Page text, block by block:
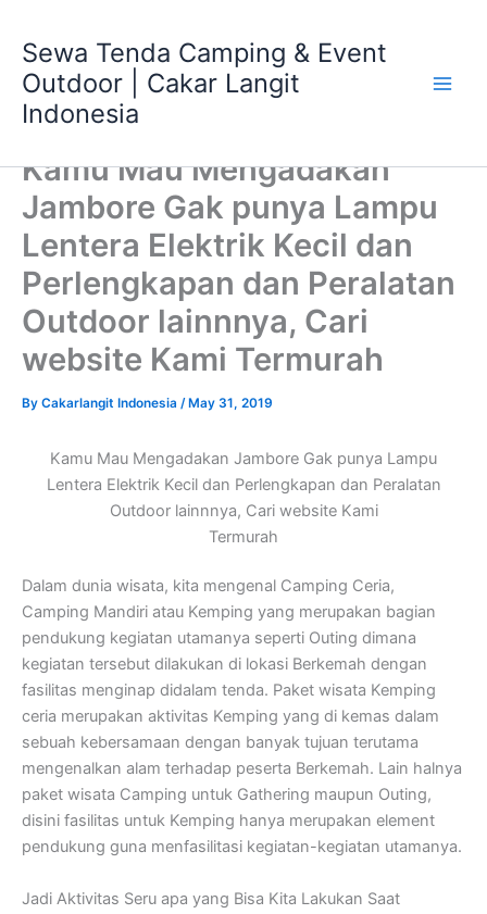
content
Sewa Tenda Camping & Event
Outdoor | Cakar Langit
Indonesia
Kamu Mau Mengadakan
Jambore Gak punya Lampu
Lentera Elektrik Kecil dan
Perlengkapan dan Peralatan
Outdoor lainnnya, Cari
website Kami Termurah
By Cakarlangit Indonesia / May 31, 2019
Kamu Mau Mengadakan Jambore Gak punya Lampu
Lentera Elektrik Kecil dan Perlengkapan dan Peralatan
Outdoor lainnnya, Cari website Kami
Termurah
Dalam dunia wisata, kita mengenal Camping Ceria,
Camping Mandiri atau Kemping yang merupakan bagian
pendukung kegiatan utamanya seperti Outing dimana
kegiatan tersebut dilakukan di lokasi Berkemah dengan
fasilitas menginap didalam tenda. Paket wisata Kemping
ceria merupakan aktivitas Kemping yang di kemas dalam
sebuah kebersamaan dengan banyak tujuan terutama
mengenalkan alam terhadap peserta Berkemah. Lain halnya
paket wisata Camping untuk Gathering maupun Outing,
disini fasilitas untuk Kemping hanya merupakan element
pendukung guna menfasilitasi kegiatan-kegiatan utamanya.
Jadi Aktivitas Seru apa yang Bisa Kita Lakukan Saat